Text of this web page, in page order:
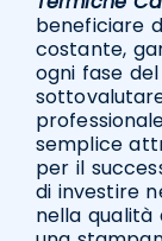
beneficiare
costante,
ogni fase
semplice
per il
di investire
nella qualità